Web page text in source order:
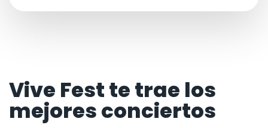
Vive Fest te trae los
mejores conciertos